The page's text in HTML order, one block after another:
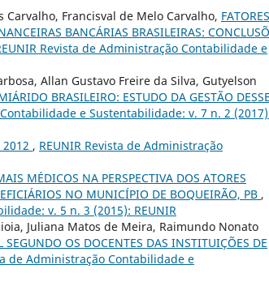
Carvalho, Francisval de Melo Carvalho, FATORES
BANCÁRIAS BRASILEIRAS:
Revista de Administração Contabilidade e
Allan Gustavo Freire da Silva, Gutyelson
BRASILEIRO: ESTUDO DA GESTÃO
e Sustentabilidade: v. 7 n. 2
2012 , REUNIR Revista de Administração
MÉDICOS NA PERSPECTIVA DOS ATORES
NO MUNICÍPIO DE BOQUEIRÃO, PB ,
v. 5 n. 3 (2015): REUNIR
Juliana Matos de Meira, Raimundo Nonato
OS DOCENTES DAS INSTITUIÇÕES DE
de Administração Contabilidade e